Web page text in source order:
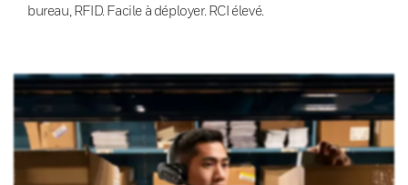
bureau, RFID. Facile à déployer. RCI élevé.